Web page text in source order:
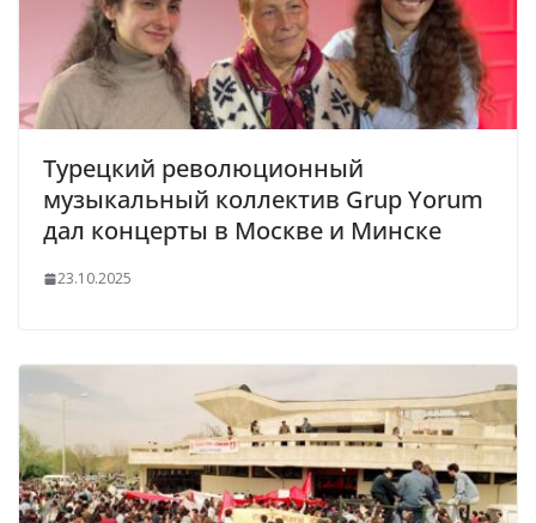
Турецкий революционный
музыкальный коллектив Grup Yorum
дал концерты в Москве и Минске
23.10.2025